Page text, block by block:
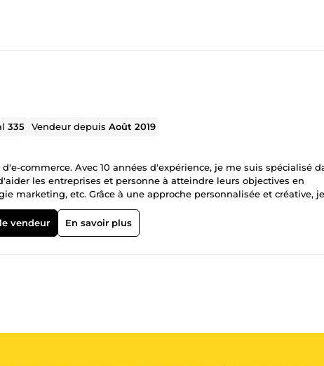
335 Vendeur depuisAoût 2019
commerce. Avec 10 années d'expérience, je me suis spécialisé
les entreprises et personne à atteindre leurs objectives en
marketing, etc. Grâce à une approche personnalisée et créative, je
besoins spécifiques de mes clients. Voici quelques-uns des
shopify en dropshipping clé en main en moins de 48H J'ai eu
vendeur En savoir plus